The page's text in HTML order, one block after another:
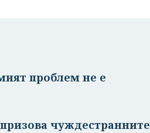
проблем не е
чуждестранните